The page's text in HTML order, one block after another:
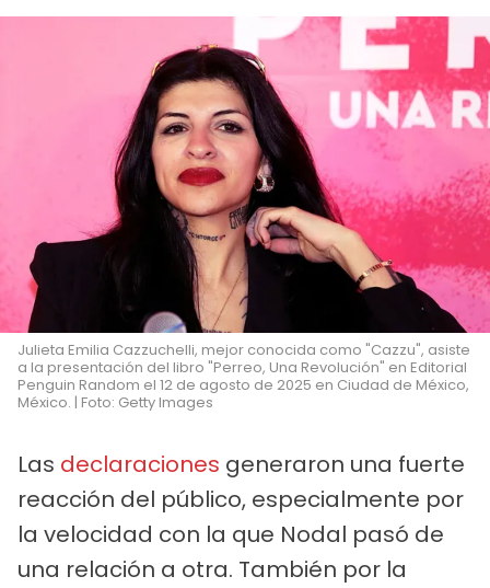
Julieta Emilia Cazzuchelli, mejor conocida como "Cazzu", asiste
a la presentación del libro "Perreo, Una Revolución" en Editorial
Penguin Random el 12 de agosto de 2025 en Ciudad de México,
México. | Foto: Getty Images
Las declaraciones generaron una fuerte
reacción del público, especialmente por
la velocidad con la que Nodal pasó de
una relación a otra. También por la